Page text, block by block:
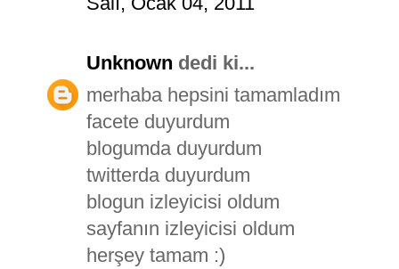
Unknown dedi ki...
merhaba hepsini tamamladım
facete duyurdum
blogumda duyurdum
twitterda duyurdum
blogun izleyicisi oldum
sayfanın izleyicisi oldum
herşey tamam :)